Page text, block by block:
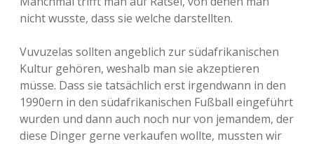
nicht wusste, dass sie welche darstellten.
Vuvuzelas sollten angeblich zur südafrikanischen
Kultur gehören, weshalb man sie akzeptieren
müsse. Dass sie tatsächlich erst irgendwann in den
1990ern in den südafrikanischen Fußball eingeführt
wurden und dann auch noch nur von jemandem, der
diese Dinger gerne verkaufen wollte, mussten wir